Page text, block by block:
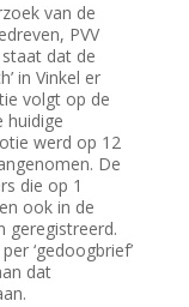
van de
PVV
dat de
in Vinkel er
volgt op de
huidige
werd op 12
De
die op 1
ook in de
geregistreerd.
‘gedoogbrief’
dat